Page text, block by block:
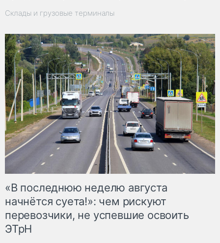
Склады и грузовые терминалы
«В последнюю неделю августа
начнётся суета!»: чем рискуют
перевозчики, не успевшие освоить
ЭТрН